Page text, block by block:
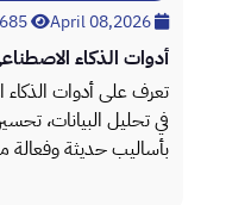
أدوات الذكاء
الأداء
تعرف على أدوات
في تحليل البيانات،
بأساليب حديثة وفعالة